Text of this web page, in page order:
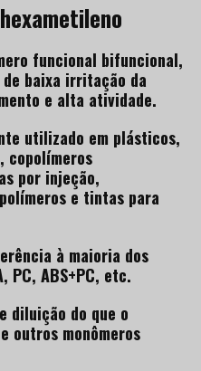
funcional bifuncional,
baixa irritação da
e alta atividade.
utilizado em plásticos,
copolímeros
por injeção,
e tintas para
à maioria dos
PC, ABS+PC, etc.
diluição do que o
e outros monômeros